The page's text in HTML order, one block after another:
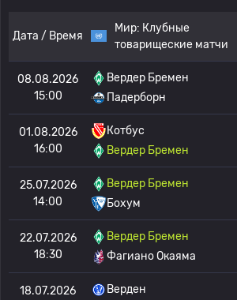
Дата / Время
Мир: Клубные
товарищеские матчи
08.08.2026
15:00
Вердер Бремен
Падерборн
01.08.2026
16:00
Котбус
Вердер Бремен
25.07.2026
14:00
Вердер Бремен
Бохум
22.07.2026
18:30
Вердер Бремен
Фагиано Окаяма
18.07.2026
Верден